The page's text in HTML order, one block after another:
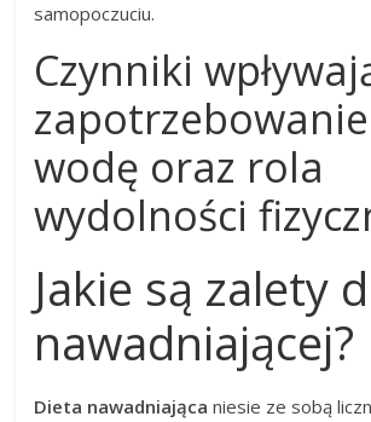
samopoczuciu.
Czynniki
wodę oraz rola
wydolności
Jakie są zalety
nawadniającej?
Dieta nawadniająca niesie ze sobą